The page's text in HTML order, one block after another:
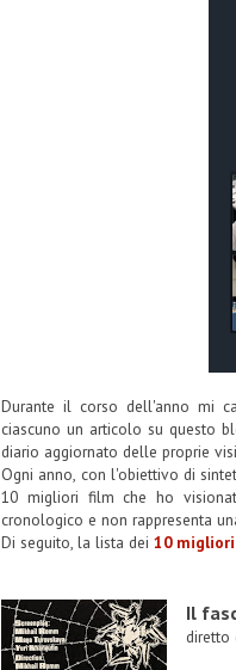
Durante il corso dell'anno mi
ciascuno un articolo su questo
diario aggiornato delle proprie
Ogni anno, con l'obiettivo di
10 migliori film che ho
cronologico e non rappresenta
Di seguito, la lista dei 10
Il
diretto